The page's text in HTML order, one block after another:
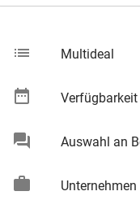
list Multideal
date_range Verfügbarkeit
chat Auswahl an
work
Unternehmen